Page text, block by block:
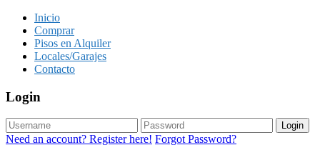
Inicio
Comprar
Pisos en Alquiler
Locales/Garajes
Contacto
Login
Login
Need an account? Register here! Forgot Password?